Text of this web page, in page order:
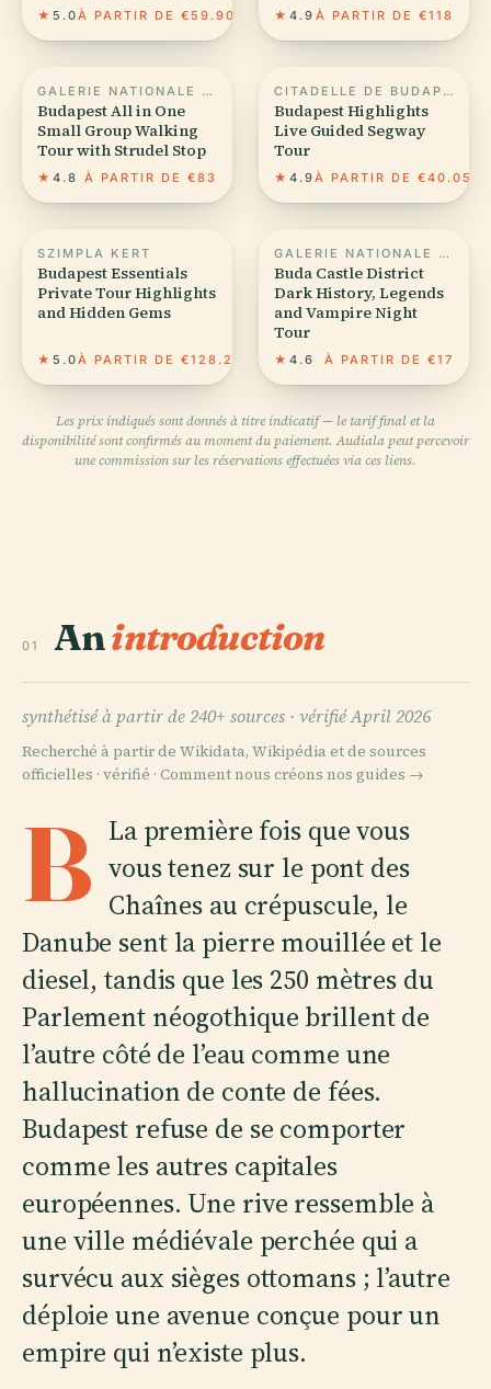
★ 5.0À PARTIR DE €59.90 ★ 4.9 À PARTIR DE €118
GALERIE NATIONALE HONGROISE
Budapest All in One
Small Group Walking
Tour with Strudel Stop
★ 4.8 À PARTIR DE €83
CITADELLE DE BUDAPEST
Budapest Highlights️
Live Guided Segway
Tour
★ 4.9À PARTIR DE €40.05
SZIMPLA KERT
Budapest Essentials
Private Tour Highlights
and Hidden Gems
★ 5.0À PARTIR DE €128.20
GALERIE NATIONALE HONGROISE
Buda Castle District
Dark History, Legends
and Vampire Night
Tour
★ 4.6 À PARTIR DE €17
Les prix indiqués sont donnés à titre indicatif — le tarif final et la
disponibilité sont confirmés au moment du paiement. Audiala peut percevoir
une commission sur les réservations effectuées via ces liens.
01 Anintroduction
synthétisé à partir de 240+ sources · vérifié April 2026
Recherché à partir de Wikidata, Wikipédia et de sources
officielles · vérifié · Comment nous créons nos guides →
B La première fois que vous
vous tenez sur le pont des
Chaînes au crépuscule, le
Danube sent la pierre mouillée et le
diesel, tandis que les 250 mètres du
Parlement néogothique brillent de
l’autre côté de l’eau comme une
hallucination de conte de fées.
Budapest refuse de se comporter
comme les autres capitales
européennes. Une rive ressemble à
une ville médiévale perchée qui a
survécu aux sièges ottomans ; l’autre
déploie une avenue conçue pour un
empire qui n’existe plus.